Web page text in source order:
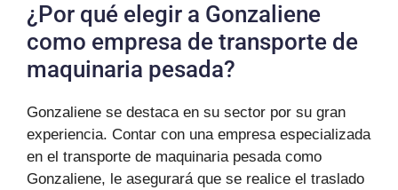
¿Por qué elegir a Gonzaliene
como empresa de transporte de
maquinaria pesada?
Gonzaliene se destaca en su sector por su gran
experiencia. Contar con una empresa especializada
en el transporte de maquinaria pesada como
Gonzaliene, le asegurará que se realice el traslado